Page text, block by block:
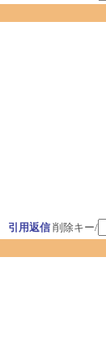
引用返信 削除キー/